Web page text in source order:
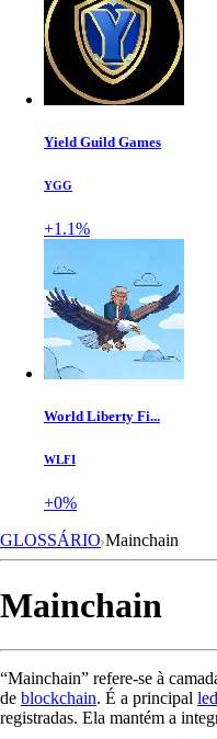
Yield Guild Games
YGG
+1.1%
World Liberty Fi...
WLFI
+0%
GLOSSÁRIO Mainchain
Mainchain
“Mainchain” refere-se à
de blockchain. É a principal
registradas. Ela mantém a